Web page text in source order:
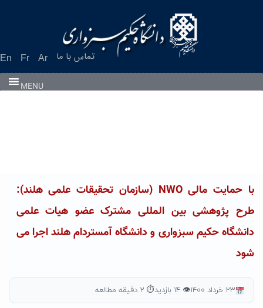
En Fr Ar تماس با ما
MENU
با حمایت مالی NWO (سازمان تحقیقات علمی هلند):
طرح پژوهشی بین المللی مشترک عضو هیات علمی
دانشگاه حکیم سبزواری و دانشگاه آمستردام هلند اجرا می
شود
۲۳ خرداد ۱۴۰۰ 👁 ۱۴ بازدید ⏱ ۲ دقیقه مطالعه